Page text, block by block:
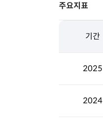
주요지표
기간
2025
2024